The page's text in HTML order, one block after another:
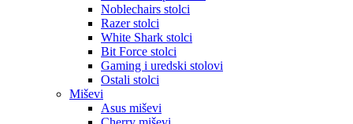
Noblechairs stolci
Razer stolci
White Shark stolci
Bit Force stolci
Gaming i uredski stolovi
Ostali stolci
Miševi
Asus miševi